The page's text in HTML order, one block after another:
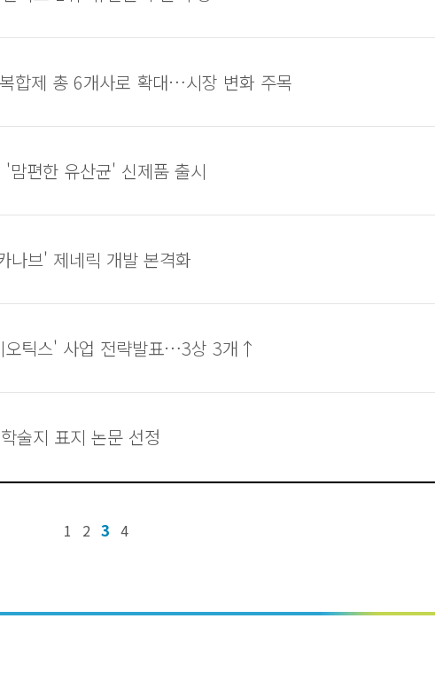
합제 총 6개사로 확대…시장 변화 주목
맘편한 유산균' 신제품 출시
나브' 제네릭 개발 본격화
오틱스' 사업 전략발표…3상 3개↑
술지 표지 논문 선정
1 2 3 4